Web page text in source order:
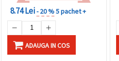
8.74 Lei- 20 %5 pachet +
ADAUGA IN COS